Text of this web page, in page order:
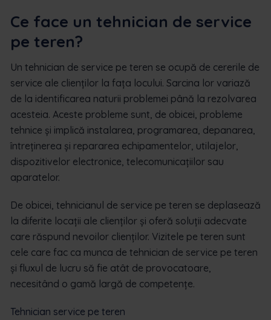
Ce face un tehnician de service
pe teren?
Un tehnician de service pe teren se ocupă de cererile de
service ale clienților la fața locului. Sarcina lor variază
de la identificarea naturii problemei până la rezolvarea
acesteia. Aceste probleme sunt, de obicei, probleme
tehnice și implică instalarea, programarea, depanarea,
întreținerea și repararea echipamentelor, utilajelor,
dispozitivelor electronice, telecomunicațiilor sau
aparatelor.
De obicei, tehnicianul de service pe teren se deplasează
la diferite locații ale clienților și oferă soluții adecvate
care răspund nevoilor clienților. Vizitele pe teren sunt
cele care fac ca munca de tehnician de service pe teren
și fluxul de lucru să fie atât de provocatoare,
necesitând o gamă largă de competențe.
Tehnician service pe teren